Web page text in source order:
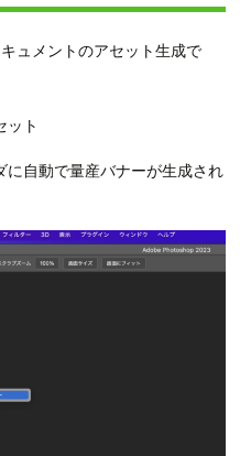
ュメントのアセット生成で
ト
自動で量産バナーが生成され